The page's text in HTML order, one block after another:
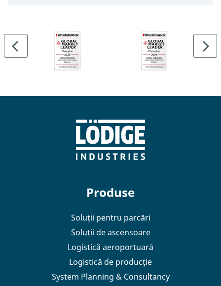
Produse
Soluții pentru parcări
Soluții de ascensoare
Logistică aeroportuară
Logistică de producție
System Planning & Consultancy